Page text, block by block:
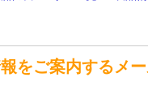
報をご案内するメ